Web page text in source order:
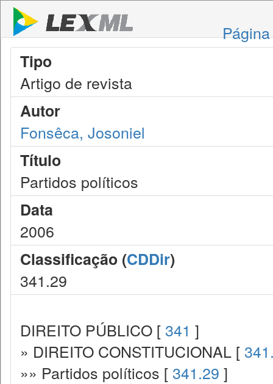
Tipo
Artigo de revista
Autor
Fonsêca, Josoniel
Título
Partidos políticos
Data
2006
Classificação (CDDir)
341.29
DIREITO PÚBLICO [ 341 ]
» DIREITO CONSTITUCIONAL [
»» Partidos políticos [ 341.29 ]